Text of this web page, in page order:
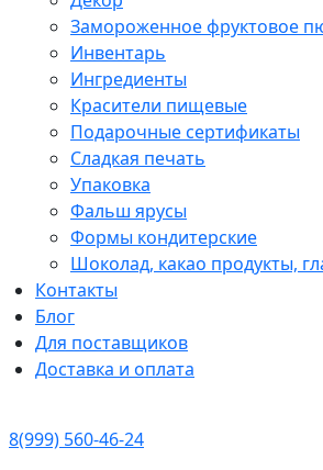
Замороженное фруктовое
Инвентарь
Ингредиенты
Красители пищевые
Подарочные сертификаты
Сладкая печать
Упаковка
Фальш ярусы
Формы кондитерские
Шоколад, какао продукты,
Контакты
Блог
Для поставщиков
Доставка и оплата
8(999) 560-46-24